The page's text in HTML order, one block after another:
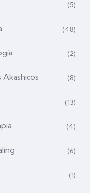
(5)
(48)
(2)
Akashicos (8)
(13)
(4)
(6)
(1)